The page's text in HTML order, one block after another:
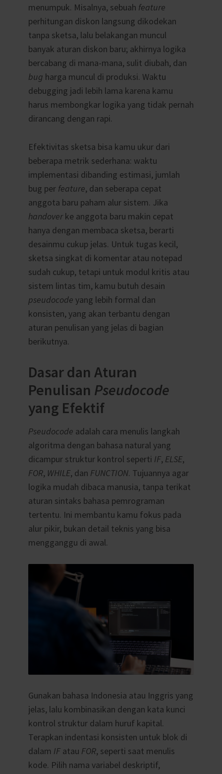
menumpuk. Misalnya, sebuah feature
perhitungan diskon langsung dikodekan
tanpa sketsa, lalu belakangan muncul
banyak aturan diskon baru; akhirnya logika
bercabang di mana-mana, sulit diubah, dan
bug harga muncul di produksi. Waktu
debugging jadi lebih lama karena kamu
harus membongkar logika yang tidak pernah
dirancang dengan rapi.
Efektivitas sketsa bisa kamu ukur dari
beberapa metrik sederhana: waktu
implementasi dibanding estimasi, jumlah
bug per feature, dan seberapa cepat
anggota baru paham alur sistem. Jika
handoverke anggota baru makin cepat
hanya dengan membaca sketsa, berarti
desainmu cukup jelas. Untuk tugas kecil,
sketsa singkat di komentar atau notepad
sudah cukup, tetapi untuk modul kritis atau
sistem lintas tim, kamu butuh desain
pseudocode yang lebih formal dan
konsisten, yang akan terbantu dengan
aturan penulisan yang jelas di bagian
berikutnya.
Dasar dan Aturan
Penulisan Pseudocode
yang Efektif
Pseudocode adalah cara menulis langkah
algoritma dengan bahasa natural yang
dicampur struktur kontrol seperti IF, ELSE,
FOR, WHILE, dan FUNCTION. Tujuannya agar
logika mudah dibaca manusia, tanpa terikat
aturan sintaks bahasa pemrograman
tertentu. Ini membantu kamu fokus pada
alur pikir, bukan detail teknis yang bisa
mengganggu di awal.
Gunakan bahasa Indonesia atau Inggris yang
jelas, lalu kombinasikan dengan kata kunci
kontrol struktur dalam huruf kapital.
Terapkan indentasi konsisten untuk blok di
dalam IFatau FOR, seperti saat menulis
kode. Pilih nama variabel deskriptif,